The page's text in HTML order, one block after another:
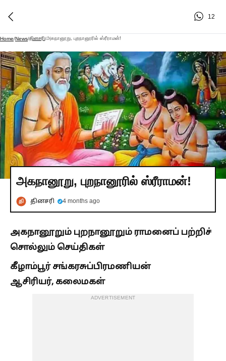
12
Home/News/தினசரி/அகநானூறு, புறநானூரில் ஸ்ரீராமன்!
அகநானூறு, புறநானூரில் ஸ்ரீராமன்!
தினசரி 4 months ago
அகநானூறும் புறநானூறும் ராமனைப் பற்றிச்
சொல்லும் செய்திகள்
கீழாம்பூர் சங்கரசுப்பிரமணியன்
ஆசிரியர், கலைமகள்
ADVERTISEMENT